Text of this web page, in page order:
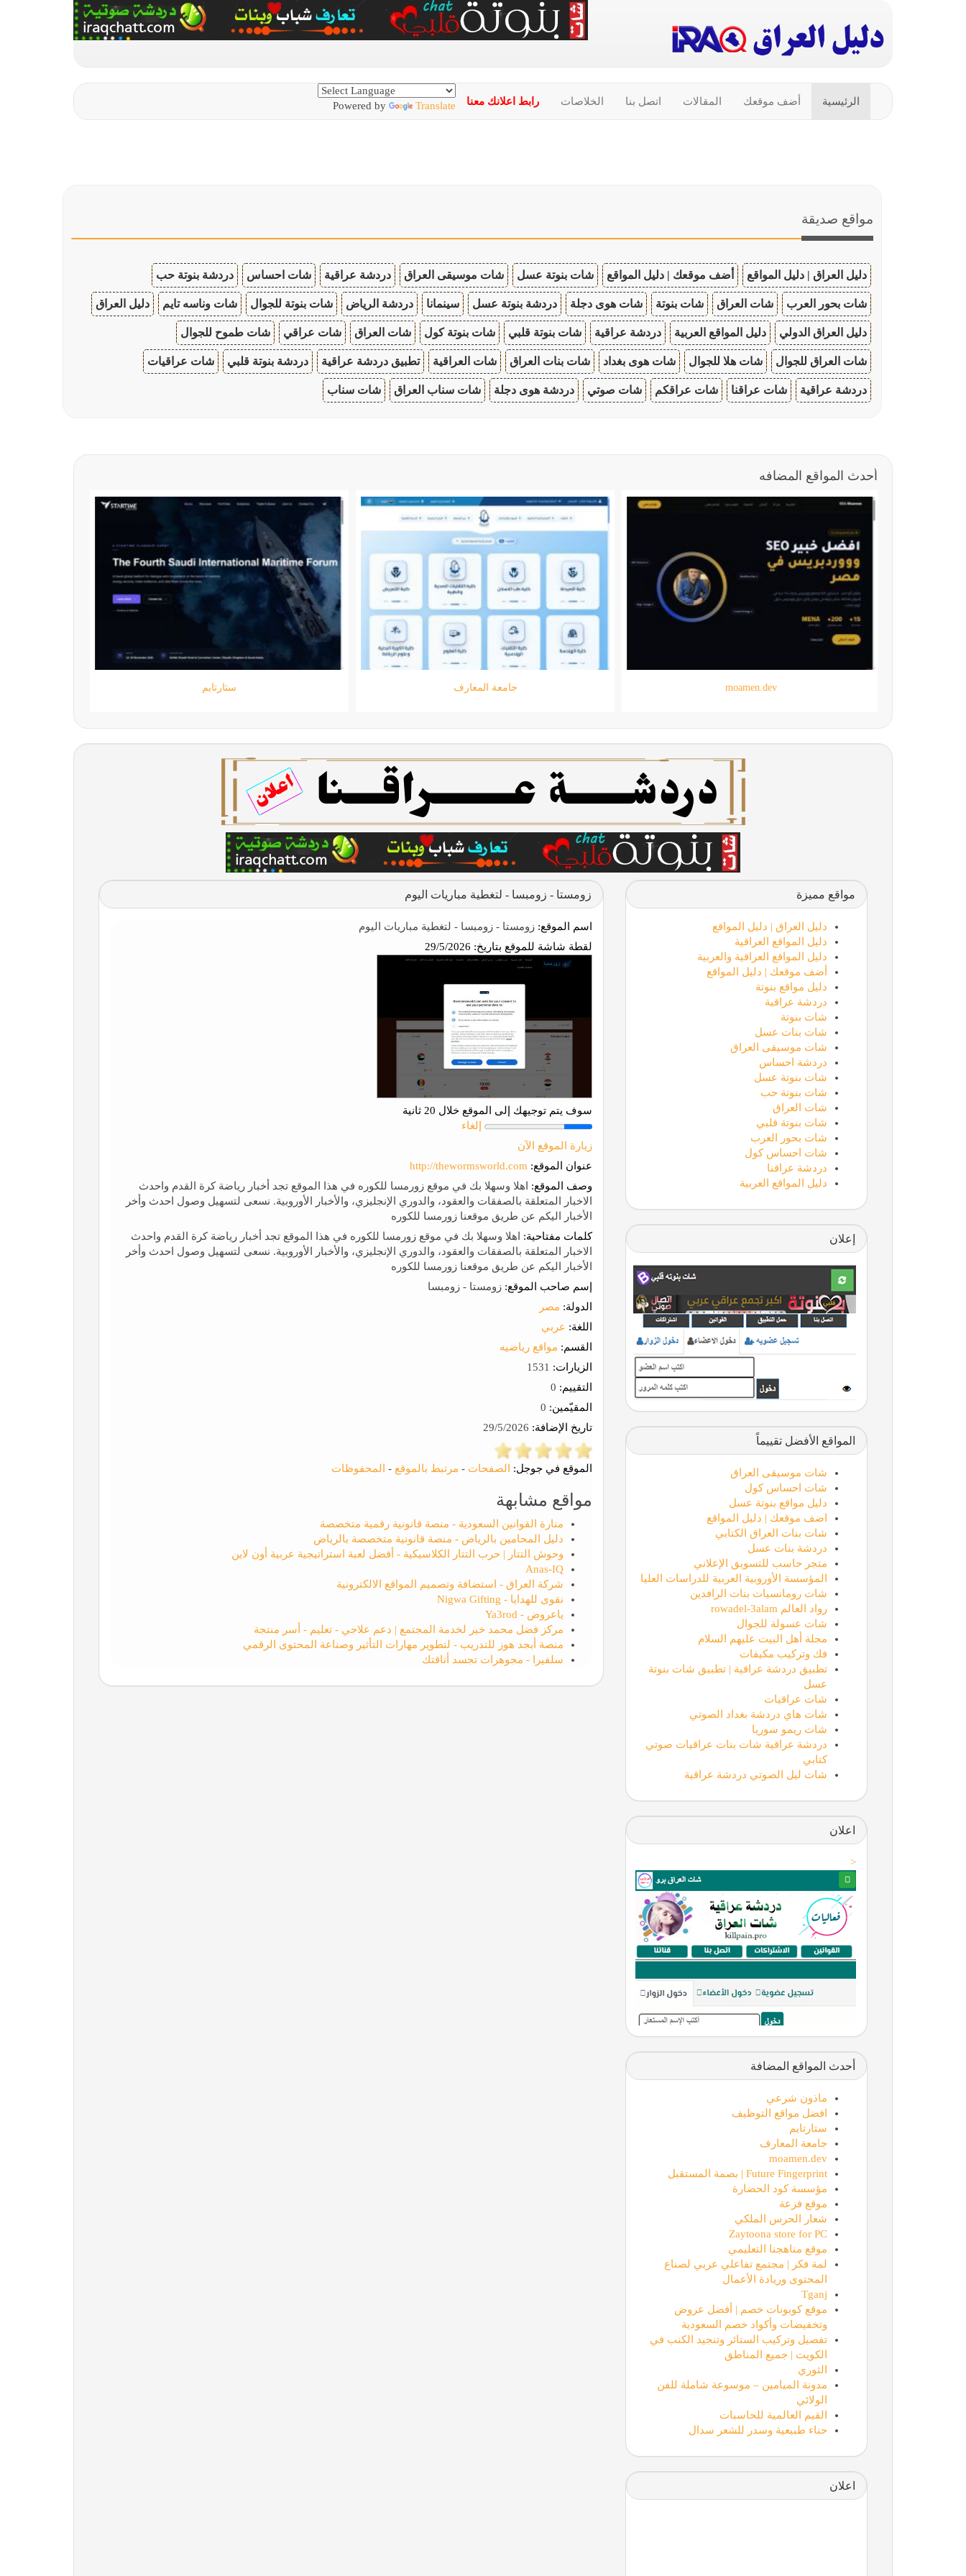
الرئيسية أضف موقعك المقالات اتصل بنا الخلاصات رابط اعلانك معنا Powered by Translate
مواقع صديقة
دليل العراق | دليل المواقع أضف موقعك | دليل المواقع شات بنوتة عسل شات موسيقى العراق دردشة عراقية شات احساس دردشة بنوتة حب
شات بحور العرب شات العراق شات بنوتة شات هوى دجلة دردشة بنوتة عسل سينمانا دردشة الرياض شات بنوتة للجوال شات وناسه تايم دليل العراق
دليل العراق الدولي دليل المواقع العربية دردشة عراقية شات بنوتة قلبي شات بنوتة كول شات العراق شات عراقي شات طموح للجوال
شات العراق للجوال شات هلا للجوال شات هوى بغداد شات بنات العراق شات العراقية تطبيق دردشة عراقية دردشة بنوتة قلبي شات عراقيات
دردشة عراقية شات عراقنا شات عراقكم شات صوتي دردشة هوى دجلة شات سناب العراق شات سناب
أحدث المواقع المضافه
ستارتايم جامعة المعارف moamen.dev
زومستا - زومبسا - لتغطية مباريات اليوم
اسم الموقع: زومستا - زومبسا - لتغطية مباريات اليوم
لقطة شاشة للموقع بتاريخ:
سوف يتم توجيهك إلى الموقع خلال 20 ثانية
إلغاء
زيارة الموقع الآن
عنوان الموقع: http://thewormsworld.com
وصف الموقع: اهلا وسهلا بك في موقع زورمسا للكوره في هذا الموقع تجد أخبار رياضة كرة القدم واحدث
الاخبار المتعلقة بالصفقات والعقود، والدوري الإنجليزي، والأخبار الأوروبية. نسعى لتسهيل وصول احدث وأخر
الأخبار اليكم عن طريق موقعنا زورمسا للكوره
كلمات مفتاحية: اهلا وسهلا بك في موقع زورمسا للكوره في هذا الموقع تجد أخبار رياضة كرة القدم واحدث
الاخبار المتعلقة بالصفقات والعقود، والدوري الإنجليزي، والأخبار الأوروبية. نسعى لتسهيل وصول احدث وأخر
الأخبار اليكم عن طريق موقعنا زورمسا للكوره
إسم صاحب الموقع: زومستا - زومبسا
الدولة: مصر
اللغة: عربي
القسم: مواقع رياضيه
الزيارات:
التقييم:
المقيّمين:
تاريخ الإضافة:
الموقع في جوجل: الصفحات - مرتبط بالموقع - المحفوظات
مواقع مشابهة
منارة القوانين السعودية - منصة قانونية رقمية متخصصة
دليل المحامين بالرياض - منصة قانونية متخصصة بالرياض
وحوش التتار | حرب التتار الكلاسيكية - أفضل لعبة استراتيجية عربية أون لاين
Anas-IQ
شركة العراق - استضافة وتصميم المواقع الالكترونية
نقوى للهدايا - Nigwa Gifting
ياعروض - Ya3rod
مركز فضل محمد خير لخدمة المجتمع | دعم علاجي - تعليم - أسر منتجة
منصة أبجد هوز للتدريب - لتطوير مهارات التأثير وصناعة المحتوى الرقمي
سلفيرا - مجوهرات تجسد أناقتك
مواقع مميزة
دليل العراق | دليل المواقع
دليل المواقع العراقية
دليل المواقع العراقية والعربية
أضف موقعك | دليل المواقع
دليل مواقع بنوتة
دردشة عراقية
شات بنوتة
شات بنات عسل
شات موسيقى العراق
دردشة احساس
شات بنوتة عسل
شات بنوتة حب
شات العراق
شات بنوتة قلبي
شات بحور العرب
شات احساس كول
دردشة عراقنا
دليل المواقع العربية
إعلان
المواقع الأفضل تقييماً
شات موسيقى العراق
شات احساس كول
دليل مواقع بنوتة عسل
اضف موقعك | دليل المواقع
شات بنات العراق الكتابي
دردشة بنات عسل
متجر حاسب للتسويق الإعلاني
المؤسسة الأوروبية العربية للدراسات العليا
شات رومانسيات بنات الرافدين
رواد العالم rowadel-3alam
شات عسولة للجوال
مجلة أهل البيت عليهم السلام
فك وتركيب مكيفات
تطبيق دردشة عراقية | تطبيق شات بنوتة
عسل
شات عراقيات
شات هاي دردشة بغداد الصوتي
شات ريمو سوريا
دردشة عراقية شات بنات عراقيات صوتي
كتابي
شات ليل الصوتي دردشة عراقية
اعلان
<
أحدث المواقع المضافة
ماذون شرعي
افضل مواقع التوظيف
ستارتايم
جامعة المعارف
moamen.dev
Future Fingerprint | بصمة المستقبل
مؤسسة كود الحضارة
موقع فزعة
شعار الحرس الملكي
Zaytoona store for PC
موقع مناهجنا التعليمي
لمة فكر | مجتمع تفاعلي عربي لصناع
المحتوى وريادة الأعمال
Tganj
موقع كوبونات خصم | أفضل عروض
وتخفيضات وأكواد خصم السعودية
تفصيل وتركيب الستائر وتنجيد الكنب في
الكويت | جميع المناطق
الثوري
مدونة الميامين – موسوعة شاملة للفن
الولائي
القيم العالمية للحاسبات
حناء طبيعية وسدر للشعر سدال
اعلان